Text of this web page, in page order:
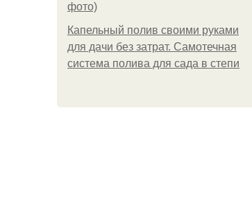
фото)
Капельный полив своими руками
для дачи без затрат. Самотечная
система полива для сада в степи